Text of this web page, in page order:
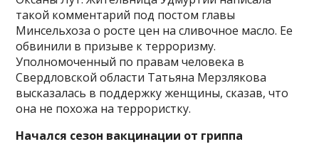
такой комментарий под постом главы
Минсельхоза о росте цен на сливочное масло. Ее
обвинили в призыве к терроризму.
Уполномоченный по правам человека в
Свердловской области Татьяна Мерзлякова
высказалась в поддержку женщины, сказав, что
она не похожа на террористку.
Начался сезон вакцинации от гриппа